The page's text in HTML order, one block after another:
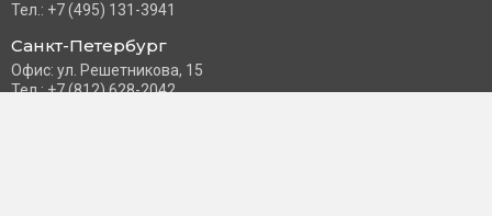
Тел.: +7 (495) 131-3941
Санкт-Петербург
Офис: ул. Решетникова, 15
Тел.: +7 (812) 628-2042